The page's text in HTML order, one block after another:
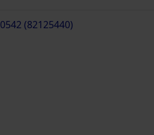
0542 (82125440)